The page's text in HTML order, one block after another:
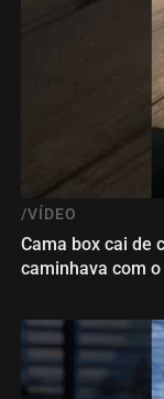
/VÍDEO
Cama box cai de
caminhava com